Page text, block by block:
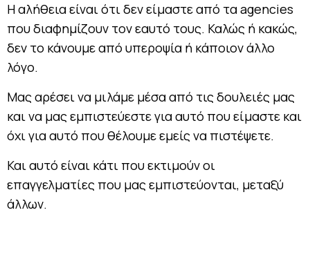
Η αλήθεια είναι ότι δεν είμαστε από τα agencies
που διαφημίζουν τον εαυτό τους. Καλώς ή κακώς,
δεν το κάνουμε από υπεροψία ή κάποιον άλλο
λόγο.
Μας αρέσει να μιλάμε μέσα από τις δουλειές μας
και να μας εμπιστεύεστε για αυτό που είμαστε και
όχι για αυτό που θέλουμε εμείς να πιστέψετε.
Και αυτό είναι κάτι που εκτιμούν οι
επαγγελματίες που μας εμπιστεύονται, μεταξύ
άλλων.